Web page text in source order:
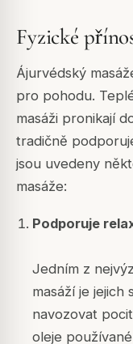
Fyzické
Ájurvédský
pro pohodu.
masáži pronikají
tradičně
jsou uvedeny
masáže:
Podporuje
Jedním z
masáží je
navozovat
oleje